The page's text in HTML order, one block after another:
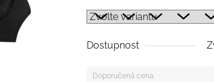
Dostupnost